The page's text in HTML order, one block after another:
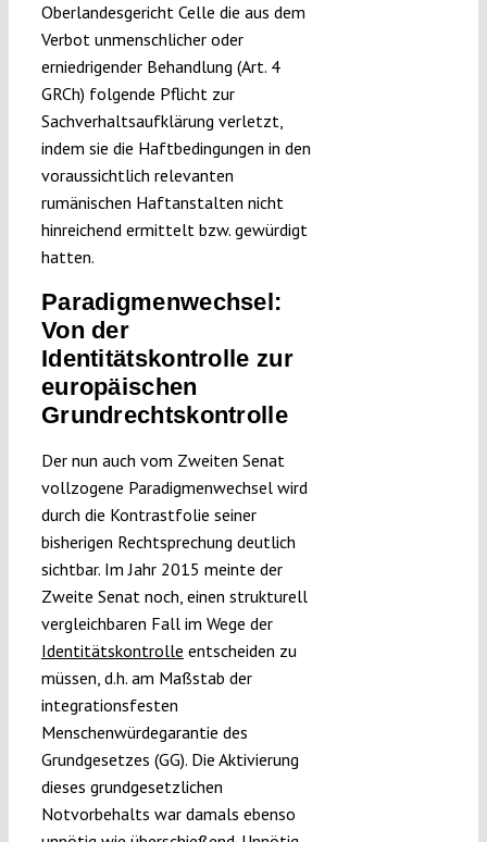
Oberlandesgericht Celle die aus dem
Verbot unmenschlicher oder
erniedrigender Behandlung (Art. 4
GRCh) folgende Pflicht zur
Sachverhaltsaufklärung verletzt,
indem sie die Haftbedingungen in den
voraussichtlich relevanten
rumänischen Haftanstalten nicht
hinreichend ermittelt bzw. gewürdigt
hatten.
Paradigmenwechsel:
Von der
Identitätskontrolle zur
europäischen
Grundrechtskontrolle
Der nun auch vom Zweiten Senat
vollzogene Paradigmenwechsel wird
durch die Kontrastfolie seiner
bisherigen Rechtsprechung deutlich
sichtbar. Im Jahr 2015 meinte der
Zweite Senat noch, einen strukturell
vergleichbaren Fall im Wege der
Identitätskontrolle entscheiden zu
müssen, d.h. am Maßstab der
integrationsfesten
Menschenwürdegarantie des
Grundgesetzes (GG). Die Aktivierung
dieses grundgesetzlichen
Notvorbehalts war damals ebenso